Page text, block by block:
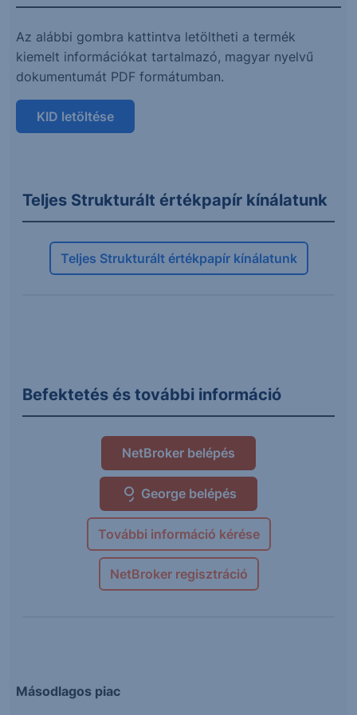
Az alábbi gombra kattintva letöltheti a termék
kiemelt információkat tartalmazó, magyar nyelvű
dokumentumát PDF formátumban.
KID letöltése
Teljes Strukturált értékpapír kínálatunk
Teljes Strukturált értékpapír kínálatunk
Befektetés és további információ
NetBroker belépés
George belépés
További információ kérése
NetBroker regisztráció
Másodlagos piac